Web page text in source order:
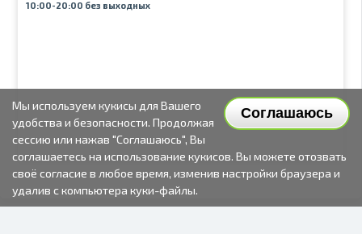
10:00-20:00 без выходных
Соглашаюсь
Мы используем кукисы для Вашего
удобства и безопасности. Продолжая
сессию или нажав "Соглашаюсь", Вы
соглашаетесь на использование кукисов. Вы можете отозвать
своё согласие в любое время, изменив настройки браузера и
удалив с компьютера куки-файлы.